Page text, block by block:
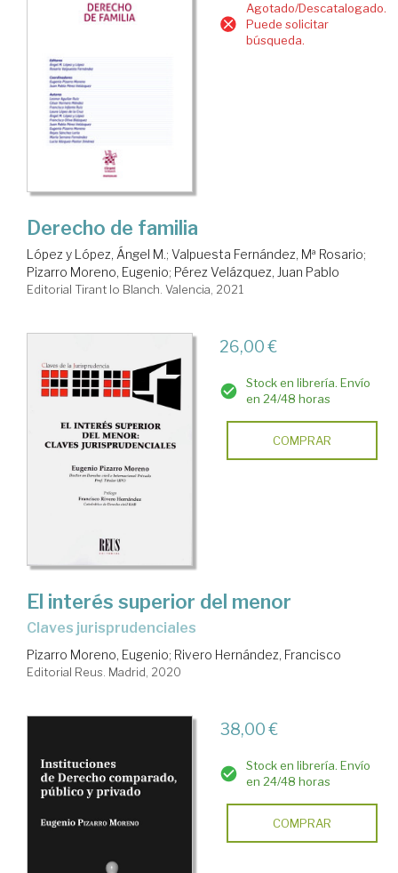
Agotado/Descatalogado.
Puede solicitar
búsqueda.
Derecho de familia
López y López, Ángel M.; Valpuesta Fernández, Mª Rosario;
Pizarro Moreno, Eugenio; Pérez Velázquez, Juan Pablo
Editorial Tirant lo Blanch. Valencia, 2021
26,00 €
Stock en librería. Envío
en 24/48 horas
COMPRAR
El interés superior del menor
claves jurisprudenciales
Pizarro Moreno, Eugenio; Rivero Hernández, Francisco
Editorial Reus. Madrid, 2020
38,00 €
Stock en librería. Envío
en 24/48 horas
COMPRAR